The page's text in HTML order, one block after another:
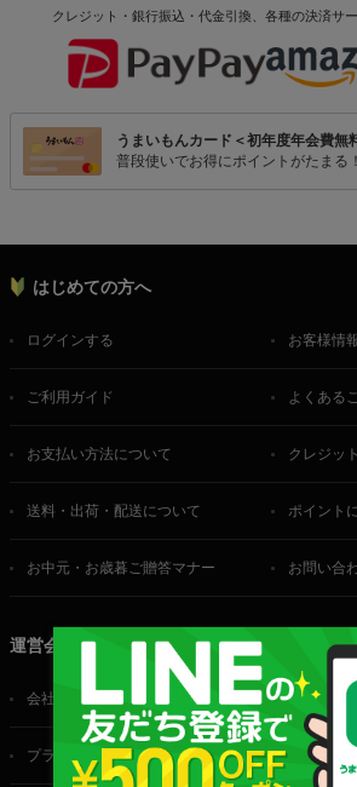
クレジット・銀行振込・代金引換、各種の決済サ
うまいもんカード＜初年度年会費無
普段使いでお得にポイントがたまる！
はじめての方へ
ログインする お客様情
ご利用ガイド よくある
お支払い方法について クレジッ
送料・出荷・配送について ポイント
お中元・お歳暮ご贈答マナー お問い合
運営会社
会社概要 ご利用規
プライバシーポリシー 特定商取